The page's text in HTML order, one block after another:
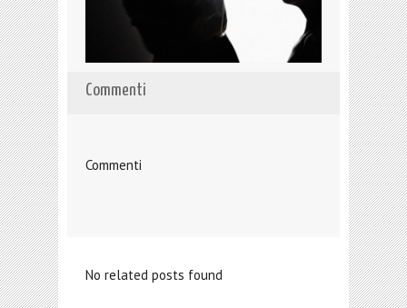
Commenti
Commenti
No related posts found